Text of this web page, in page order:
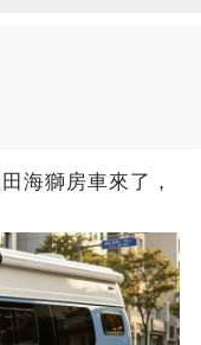
海獅房車來了，